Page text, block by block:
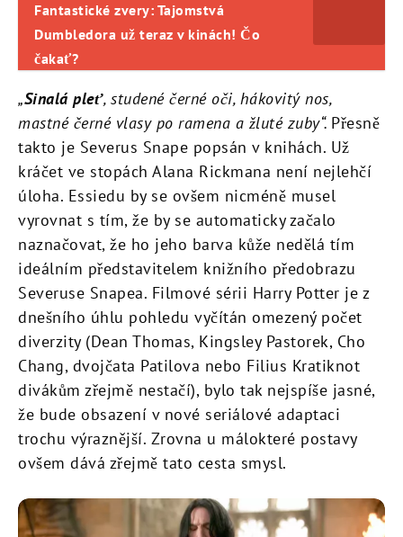
Fantastické zvery: Tajomstvá
Dumbledora už teraz v kinách! Čo
čakať?
„Sinalá pleť, studené černé oči, hákovitý nos,
mastné černé vlasy po ramena a žluté zuby“. Přesně
takto je Severus Snape popsán v knihách. Už
kráčet ve stopách Alana Rickmana není nejlehčí
úloha. Essiedu by se ovšem nicméně musel
vyrovnat s tím, že by se automaticky začalo
naznačovat, že ho jeho barva kůže nedělá tím
ideálním představitelem knižního předobrazu
Severuse Snapea. Filmové sérii Harry Potter je z
dnešního úhlu pohledu vyčítán omezený počet
diverzity (Dean Thomas, Kingsley Pastorek, Cho
Chang, dvojčata Patilova nebo Filius Kratiknot
divákům zřejmě nestačí), bylo tak nejspíše jasné,
že bude obsazení v nové seriálové adaptaci
trochu výraznější. Zrovna u málokteré postavy
ovšem dává zřejmě tato cesta smysl.